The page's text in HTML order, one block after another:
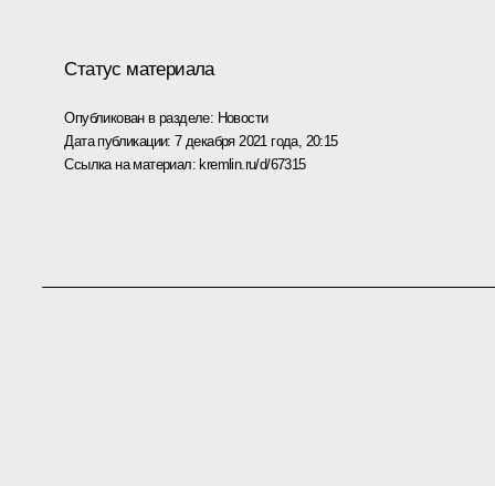
Статус материала
Опубликован в разделе: Новости
Дата публикации:7 декабря 2021 года, 20:15
Ссылка на материал: kremlin.ru/d/67315